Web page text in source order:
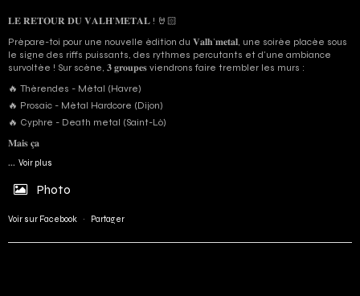
𝐋𝐄 𝐑𝐄𝐓𝐎𝐔𝐑 𝐃𝐔 𝐕𝐀𝐋𝐇’𝐌𝐄𝐓𝐀𝐋 ! 🤘🏻
Prépare-toi pour une nouvelle édition du 𝐕𝐚𝐥𝐡’𝐦𝐞𝐭𝐚𝐥, une soirée placée sous
le signe des riffs puissants, des rythmes percutants et d'une ambiance
survoltée ! Sur scène, 𝟑 𝐠𝐫𝐨𝐮𝐩𝐞𝐬 viendrons faire trembler les murs :
🔥 Thérendes - Métal (Havre)
🔥 Prosaic - Métal Hardcore (Dijon)
🔥 Cyphre - Death metal (Saint-Lô)
𝐌𝐚𝐢𝐬 𝐜̧𝐚
... Voir plus
Photo
Voir sur Facebook · Partager